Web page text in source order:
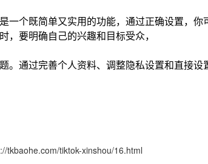
一个既简单又实用的功能，通过正确设置，
，要明确自己的兴趣和目标受众，
。通过完善个人资料、调整隐私设置和直接
tkbaohe.com/tiktok-xinshou/16.html